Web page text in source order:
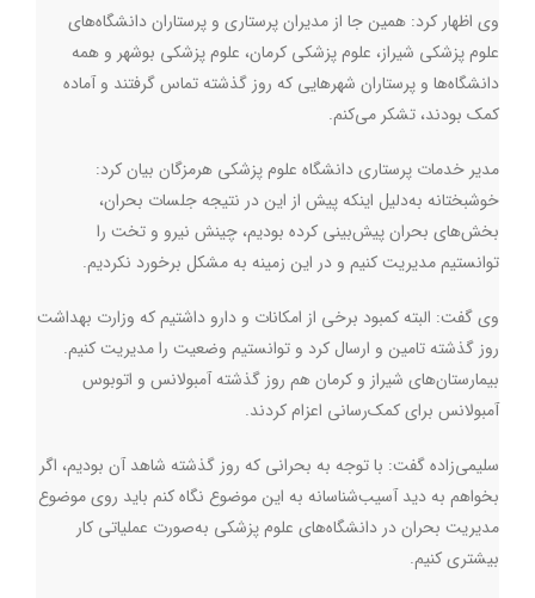
وی اظهار کرد: همین جا از مدیران پرستاری و پرستاران دانشگاه‌های
علوم پزشکی شیراز، علوم پزشکی کرمان، علوم پزشکی بوشهر و همه
دانشگاه‌ها و پرستاران شهرهایی که روز گذشته تماس گرفتند و آماده
کمک بودند، تشکر می‌کنم.
مدیر خدمات پرستاری دانشگاه علوم پزشکی هرمزگان بیان کرد:
خوشبختانه به‌دلیل اینکه پیش از این در نتیجه جلسات بحران،
بخش‌های بحران پیش‌بینی کرده بودیم، چینش نیرو و تخت را
توانستیم مدیریت کنیم و در این زمینه به مشکل برخورد نکردیم.
وی گفت: البته کمبود برخی از امکانات و دارو داشتیم که وزارت بهداشت
روز گذشته تامین و ارسال کرد و توانستیم وضعیت را مدیریت کنیم.
بیمارستان‌های شیراز و کرمان هم روز گذشته آمبولانس و اتوبوس
آمبولانس برای کمک‌رسانی اعزام کردند.
سلیمی‌زاده گفت: با توجه به بحرانی که روز گذشته شاهد آن بودیم، اگر
بخواهم به‌ دید آسیب‌شناسانه به این موضوع نگاه کنم باید روی موضوع
مدیریت بحران در دانشگاه‌های علوم پزشکی به‌صورت عملیاتی کار
بیشتری کنیم.